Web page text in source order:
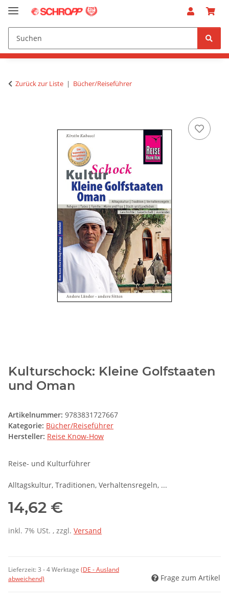
Zurück zur Liste Bücher/Reiseführer
Kulturschock: Kleine Golfstaaten
und Oman
Artikelnummer: 9783831727667
Kategorie: Bücher/Reiseführer
Hersteller: Reise Know-How
Reise- und Kulturführer
Alltagskultur, Traditionen, Verhaltensregeln, ...
14,62 €
inkl. 7% USt. , zzgl. Versand
Lieferzeit:3 - 4 Werktage (DE - Ausland
abweichend)
Frage zum Artikel